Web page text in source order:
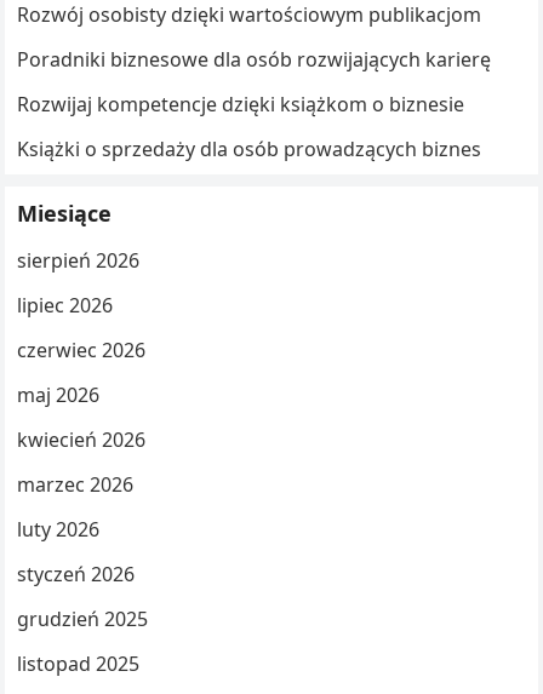
Rozwój osobisty dzięki wartościowym publikacjom
Poradniki biznesowe dla osób rozwijających karierę
Rozwijaj kompetencje dzięki książkom o biznesie
Książki o sprzedaży dla osób prowadzących biznes
Miesiące
sierpień 2026
lipiec 2026
czerwiec 2026
maj 2026
kwiecień 2026
marzec 2026
luty 2026
styczeń 2026
grudzień 2025
listopad 2025